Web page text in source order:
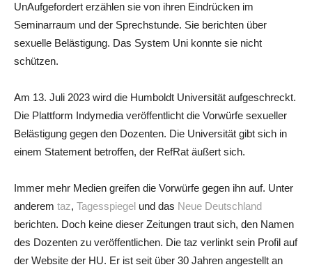
UnAufgefordert erzählen sie von ihren Eindrücken im
Seminarraum und der Sprechstunde. Sie berichten über
sexuelle Belästigung. Das System Uni konnte sie nicht
schützen.
Am 13. Juli 2023 wird die Humboldt Universität aufgeschreckt.
Die Plattform Indymedia veröffentlicht die Vorwürfe sexueller
Belästigung gegen den Dozenten. Die Universität gibt sich in
einem Statement betroffen, der RefRat äußert sich.
Immer mehr Medien greifen die Vorwürfe gegen ihn auf. Unter
anderem taz, Tagesspiegel und das Neue Deutschland
berichten. Doch keine dieser Zeitungen traut sich, den Namen
des Dozenten zu veröffentlichen. Die taz verlinkt sein Profil auf
der Website der HU. Er ist seit über 30 Jahren angestellt an